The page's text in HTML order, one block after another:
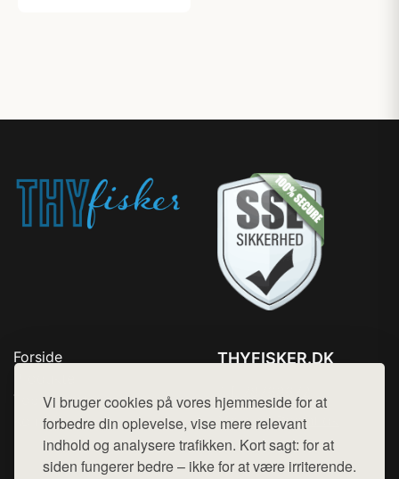
Vi bruger cookies på vores hjemmeside for at
forbedre din oplevelse, vise mere relevant
indhold og analysere trafikken. Kort sagt: for at
siden fungerer bedre – ikke for at være irriterende.
Forside
Top Rabatter
Kontakt
THYFISKER.DK
Mail: hej@want.dk
Cookie- og privatlivspolitik